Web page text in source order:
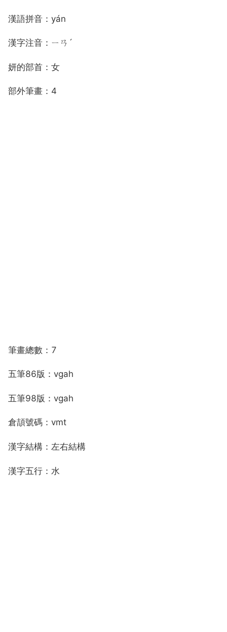
漢語拼音：yán
漢字注音：ㄧㄢˊ
妍的部首：女
部外筆畫：4
筆畫總數：7
五筆86版：vgah
五筆98版：vgah
倉頡號碼：vmt
漢字結構：左右結構
漢字五行：水